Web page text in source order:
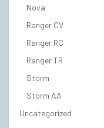
Nova
Ranger CV
Ranger RC
Ranger TR
Storm
Storm AA
Uncategorized